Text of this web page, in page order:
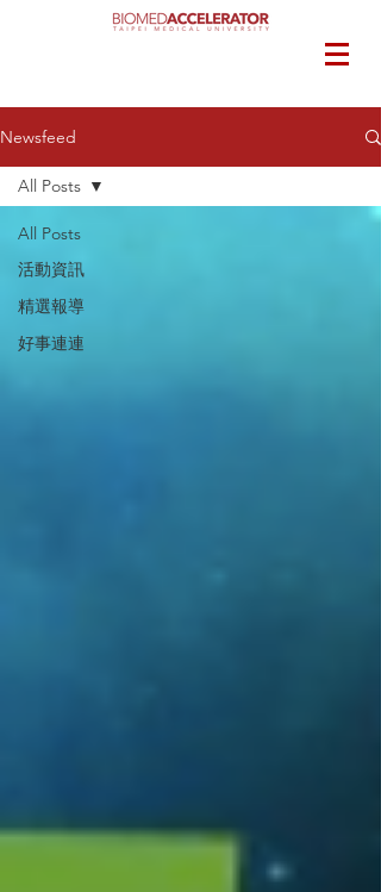
Newsfeed
All Posts
活動資訊
精選報導
好事連連
All Posts